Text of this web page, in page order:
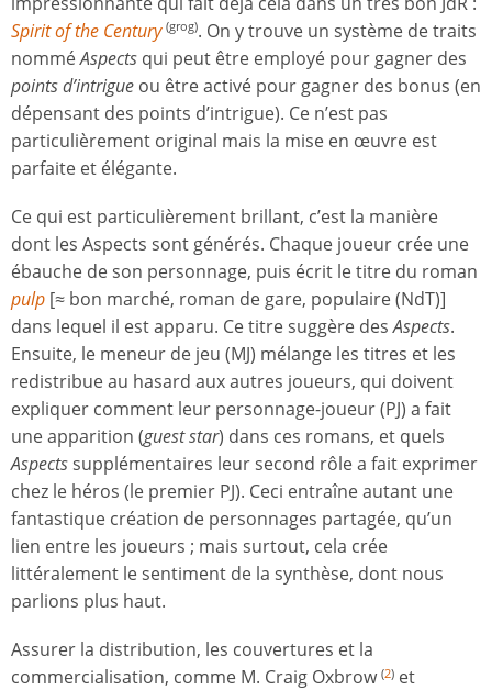
Spirit of the Century (grog). On y trouve un système de traits
nomméAspects qui peut être employé pour gagner des
points d’intrigue ou être activé pour gagner des bonus (en
dépensant des points d’intrigue). Ce n’est pas
particulièrement original mais la mise en œuvre est
parfaite et élégante.
Ce qui est particulièrement brillant, c’est la manière
dont les Aspects sont générés. Chaque joueur crée une
ébauche de son personnage, puis écrit le titre du roman
pulp [≈ bon marché, roman de gare, populaire (NdT)]
dans lequel il est apparu. Ce titre suggère desAspects.
Ensuite, le meneur de jeu (MJ) mélange les titres et les
redistribue au hasard aux autres joueurs, qui doivent
expliquer comment leur personnage-joueur (PJ) a fait
une apparition (guest star) dans ces romans, et quels
Aspectssupplémentaires leur second rôle a fait exprimer
chez le héros (le premier PJ). Ceci entraîne autant une
fantastique création de personnages partagée, qu’un
lien entre les joueurs ; mais surtout, cela crée
littéralement le sentiment de la synthèse, dont nous
parlions plus haut.
Assurer la distribution, les couvertures et la
commercialisation, comme M. Craig Oxbrow (2) et